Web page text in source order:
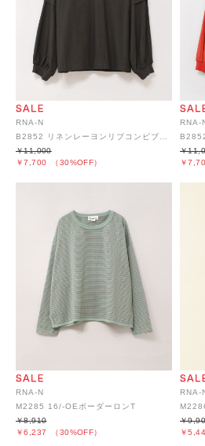
RNA-N
￥7,700 （30%OFF）
￥11,000
RNA-
￥
￥
RNA-N
M2285 16/-OEボーダーロンT
￥6,237 （30%OFF）
￥8,910
RNA-
￥
￥